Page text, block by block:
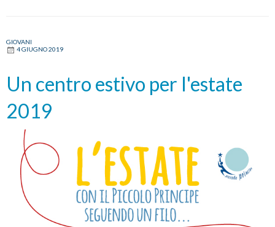
GIOVANI
4 GIUGNO 2019
Un centro estivo per l'estate
2019